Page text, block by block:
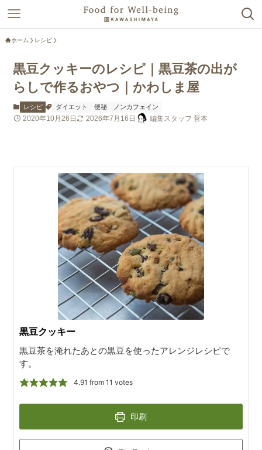
ホーム レシピ
黒豆クッキーのレシピ｜黒豆茶の出が
らしで作るおやつ｜かわしま屋
レシピ ダイエット 便秘 ノンカフェイン
2020年10月26日 2026年7月16日 編集スタッフ 菅本
黒豆クッキー
黒豆茶を淹れたあとの黒豆を使ったアレンジレシピで
す。
4.91 from 11 votes
印刷